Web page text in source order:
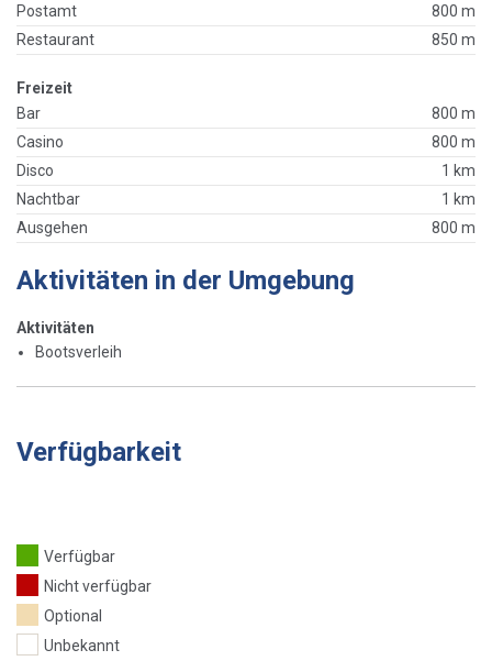
Postamt
800 m
Restaurant
850 m
Freizeit
Bar
800 m
Casino
800 m
Disco
1 km
Nachtbar
1 km
Ausgehen
800 m
Aktivitäten in der Umgebung
Aktivitäten
Bootsverleih
Verfügbarkeit
Verfügbar
Nicht verfügbar
Optional
Unbekannt